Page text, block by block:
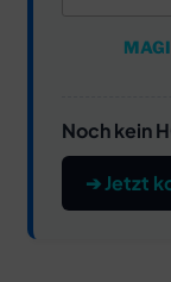
Noch kein
➔ Jetzt